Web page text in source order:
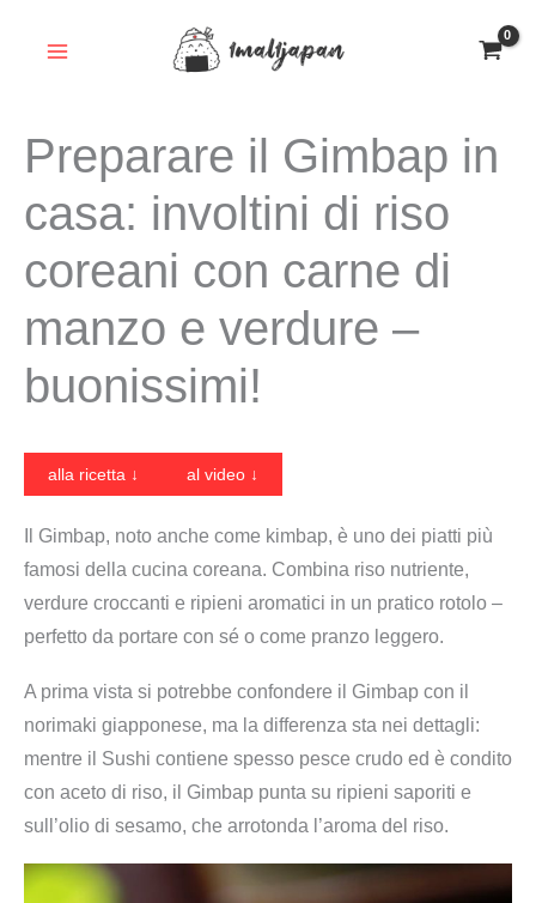
Preparare il Gimbap in
casa: involtini di riso
coreani con carne di
manzo e verdure –
buonissimi!
alla ricetta ↓ al video ↓
Il Gimbap, noto anche come kimbap, è uno dei piatti più
famosi della cucina coreana. Combina riso nutriente,
verdure croccanti e ripieni aromatici in un pratico rotolo –
perfetto da portare con sé o come pranzo leggero.
A prima vista si potrebbe confondere il Gimbap con il
norimaki giapponese, ma la differenza sta nei dettagli:
mentre il Sushi contiene spesso pesce crudo ed è condito
con aceto di riso, il Gimbap punta su ripieni saporiti e
sull’olio di sesamo, che arrotonda l’aroma del riso.